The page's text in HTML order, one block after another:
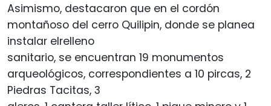
Asimismo, destacaron que en el cordón
montañoso del cerro Quilipin, donde se planea
instalar elrelleno
sanitario, se encuentran 19 monumentos
arqueológicos, correspondientes a 10 pircas, 2
Piedras Tacitas, 3